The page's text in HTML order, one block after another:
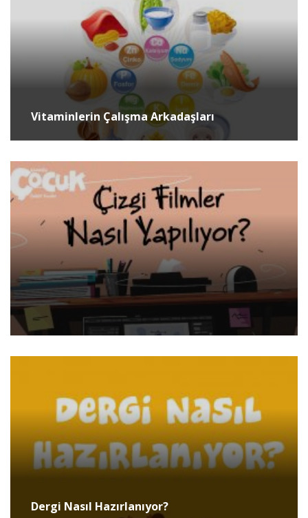
Vitaminlerin Çalışma Arkadaşları
Dergi Nasıl Hazırlanıyor?